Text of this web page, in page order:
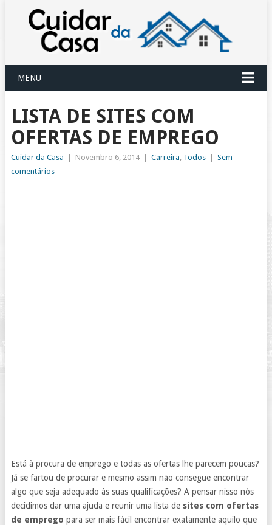
MENU
LISTA DE SITES COM
OFERTAS DE EMPREGO
Cuidar da Casa Novembro 6, 2014 Carreira Todos
Sem
comentários
Está à procura de emprego e todas as ofertas lhe parecem poucas?
Já se fartou de procurar e mesmo assim não consegue encontrar
algo que seja adequado às suas qualificações? A pensar nisso nós
decidimos dar uma ajuda e reunir uma lista de sites com ofertas
de emprego para ser mais fácil encontrar exatamente aquilo que